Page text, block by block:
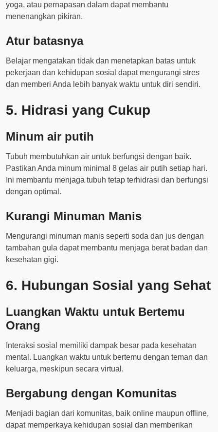
yoga, atau pernapasan dalam dapat membantu
menenangkan pikiran.
Atur batasnya
Belajar mengatakan tidak dan menetapkan batas untuk
pekerjaan dan kehidupan sosial dapat mengurangi stres
dan memberi Anda lebih banyak waktu untuk diri sendiri.
5. Hidrasi yang Cukup
Minum air putih
Tubuh membutuhkan air untuk berfungsi dengan baik.
Pastikan Anda minum minimal 8 gelas air putih setiap hari.
Ini membantu menjaga tubuh tetap terhidrasi dan berfungsi
dengan optimal.
Kurangi Minuman Manis
Mengurangi minuman manis seperti soda dan jus dengan
tambahan gula dapat membantu menjaga berat badan dan
kesehatan gigi.
6. Hubungan Sosial yang Sehat
Luangkan Waktu untuk Bertemu
Orang
Interaksi sosial memiliki dampak besar pada kesehatan
mental. Luangkan waktu untuk bertemu dengan teman dan
keluarga, meskipun secara virtual.
Bergabung dengan Komunitas
Menjadi bagian dari komunitas, baik online maupun offline,
dapat memperkaya kehidupan sosial dan memberikan